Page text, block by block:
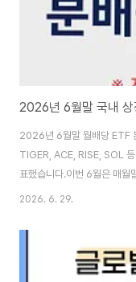
2026년 6월말 월배당 ETF
TIGER, ACE, RISE, SOL
표했습니다.이번 6월은 매월
일 30일이 화요일입니다.분
ETF 종목명칭코드(티커)배
1Q1Q 미국배당
아밸류업495330월말
2026. 6. 29.